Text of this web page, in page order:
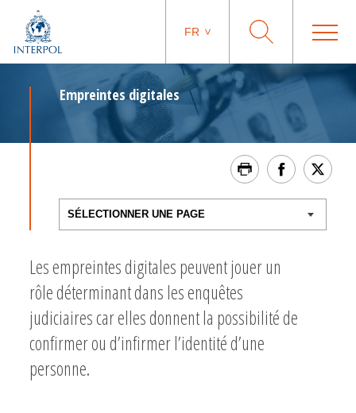
FR
Empreintes digitales
Les empreintes digitales peuvent jouer un
rôle déterminant dans les enquêtes
judiciaires car elles donnent la possibilité de
confirmer ou d’infirmer l’identité d’une
personne.